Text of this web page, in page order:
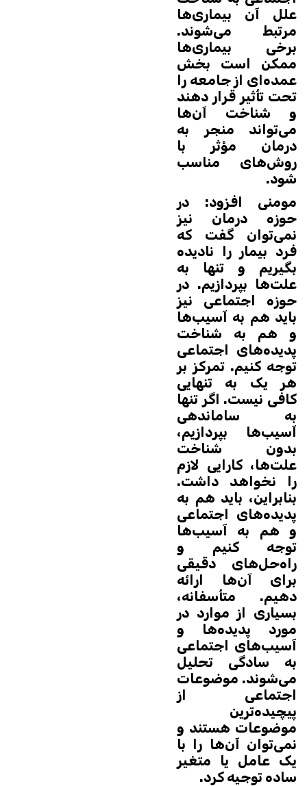
علل آن بیماری‌ها
مرتبط می‌شوند.
برخی بیماری‌ها
ممکن است بخش
عمده‌ای از جامعه را
تحت تأثیر قرار دهند
و شناخت آن‌ها
می‌تواند منجر به
درمان مؤثر با
روش‌های مناسب
شود.
مومنی افزود: در
حوزه درمان نیز
نمی‌توان گفت که
فرد بیمار را نادیده
بگیریم و تنها به
علت‌ها بپردازیم. در
حوزه اجتماعی نیز
باید هم به آسیب‌ها
و هم به شناخت
پدیده‌های اجتماعی
توجه کنیم. تمرکز بر
هر یک به تنهایی
کافی نیست. اگر تنها
به ساماندهی
آسیب‌ها بپردازیم،
بدون شناخت
علت‌ها، کارایی لازم
را نخواهد داشت.
بنابراین، باید هم به
پدیده‌های اجتماعی
و هم به آسیب‌ها
توجه کنیم و
راه‌حل‌های دقیقی
برای آن‌ها ارائه
دهیم. متأسفانه،
بسیاری از موارد در
مورد پدیده‌ها و
آسیب‌های اجتماعی
به سادگی تحلیل
می‌شوند. موضوعات
اجتماعی از
پیچیده‌ترین
موضوعات هستند و
نمی‌توان آن‌ها را با
یک عامل یا متغیر
ساده توجیه کرد.